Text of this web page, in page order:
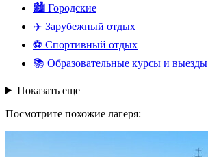
🏙️ Городские
✈️ Зарубежный отдых
⚽ Спортивный отдых
📚 Образовательные курсы и выезды
Показать еще
Посмотрите похожие лагеря: